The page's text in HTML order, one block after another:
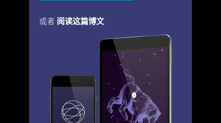
或者 阅读这篇博文